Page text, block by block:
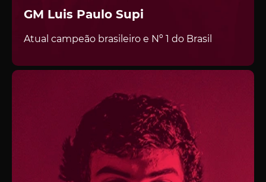
GM Luis Paulo Supi
Atual campeão brasileiro e Nº 1 do Brasil